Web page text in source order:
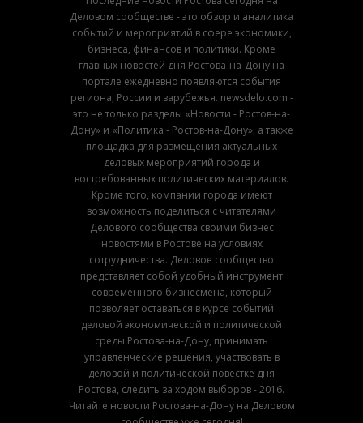
Деловом сообществе - это обзор и аналитика
событий и мероприятий в сфере экономики,
бизнеса, финансов и политики. Кроме
главных новостей дня Ростова-на-Дону на
портале ежедневно появляются события
региона, России и зарубежья. newsdelo.com -
это не только разделы «Новости - Ростов-на-
Дону» и «Политика - Ростов-на-Дону», а также
площадка для размещения актуальных
деловых мероприятий города и
востребованных политических материалов.
Кроме того, компании города имеют
возможность поделиться с читателями
Делового сообщества своими бизнес
новостями в Ростове на условиях
сотрудничества. Деловое сообщество
представляет собой удобный инструмент
современного бизнесмена, который
позволяет оставаться в курсе событий
деловой экономической и политической
среды Ростова-на-Дону, принимать
управленческие решения, участвовать в
деловой и политической повестке дня
Ростова, следить за ходом выборов - 2016.
Читайте новости Ростова-на-Дону на Деловом